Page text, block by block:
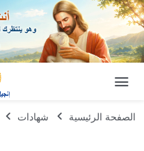
الصفحة الرئيسية شهادات